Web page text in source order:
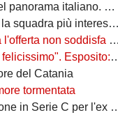
Sibilli, Marino è furioso
interessata a ingaggiarlo
Della Morte, niente conferme
"Ci vediamo al San Nicola"
del Catania
tormentata
in Serie C per l'ex Bari